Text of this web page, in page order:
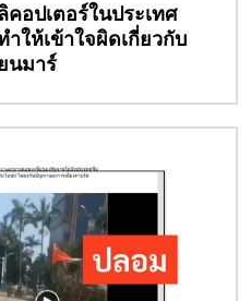
อปเตอร์ในประเทศ
ให้เข้าใจผิดเกี่ยวกับ
นมาร์